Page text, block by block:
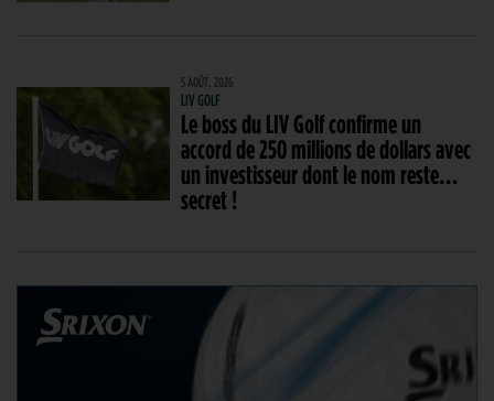
5 AOÛT. 2026
LIV GOLF
Le boss du LIV Golf confirme un
accord de 250 millions de dollars avec
un investisseur dont le nom reste…
secret !